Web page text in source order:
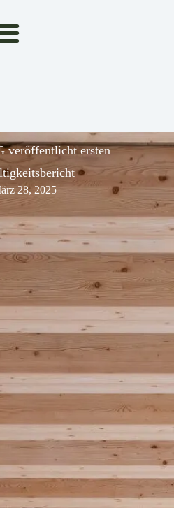
veröffentlicht ersten
28, 2025